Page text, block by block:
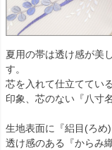
夏用の帯は透け感が美
す。
芯を入れて仕立ててい
印象、芯のない『八寸
生地表面に『絽目(ろめ
透け感のある『からみ